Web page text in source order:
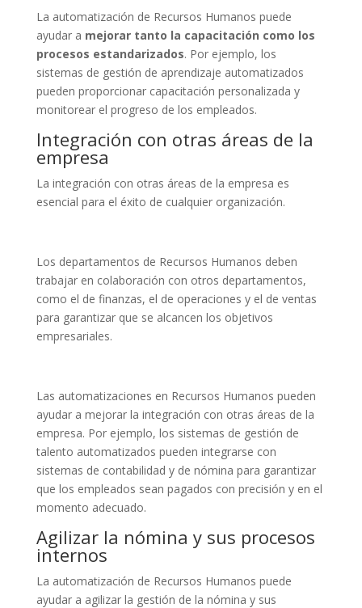
La automatización de Recursos Humanos puede
ayudar a mejorar tanto la capacitación como los
procesos estandarizados. Por ejemplo, los
sistemas de gestión de aprendizaje automatizados
pueden proporcionar capacitación personalizada y
monitorear el progreso de los empleados.
Integración con otras áreas de la
empresa
La integración con otras áreas de la empresa es
esencial para el éxito de cualquier organización.
Los departamentos de Recursos Humanos deben
trabajar en colaboración con otros departamentos,
como el de finanzas, el de operaciones y el de ventas
para garantizar que se alcancen los objetivos
empresariales.
Las automatizaciones en Recursos Humanos pueden
ayudar a mejorar la integración con otras áreas de la
empresa. Por ejemplo, los sistemas de gestión de
talento automatizados pueden integrarse con
sistemas de contabilidad y de nómina para garantizar
que los empleados sean pagados con precisión y en el
momento adecuado.
Agilizar la nómina y sus procesos
internos
La automatización de Recursos Humanos puede
ayudar a agilizar la gestión de la nómina y sus